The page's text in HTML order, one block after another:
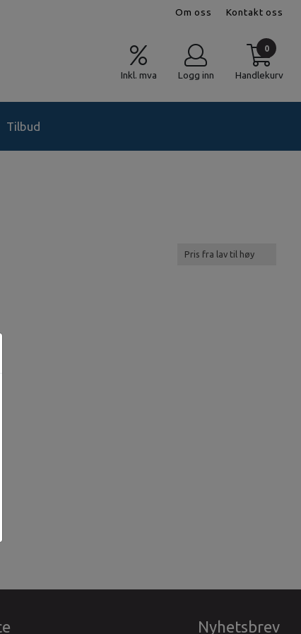
Om oss Kontakt oss
Inkl. mva Logg inn
0
Handlekurv
Tilbud
Nyhetsbrev